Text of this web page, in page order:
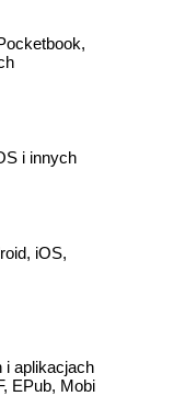
i innych
iOS,
i aplikacjach
EPub, Mobi